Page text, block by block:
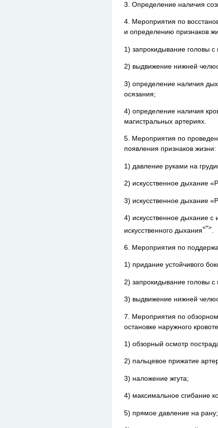
3. Определение наличия
4. Мероприятия по
и определению признаков
1) запрокидывание головы
2) выдвижение нижней
3) определение наличия
осязания;
4) определение наличия
магистральных артериях.
5. Мероприятия по
появления признаков жизни:
1) давление руками на
2) искусственное дыхание
3) искусственное дыхание
4) искусственное дыхание с
искусственного дыхания<*>
6. Мероприятия по
1) придание устойчивого
2) запрокидывание головы
3) выдвижение нижней
7. Мероприятия по
остановке наружного
1) обзорный осмотр
2) пальцевое прижатие
3) наложение жгута;
4) максимальное сгибание
5) прямое давление на рану;